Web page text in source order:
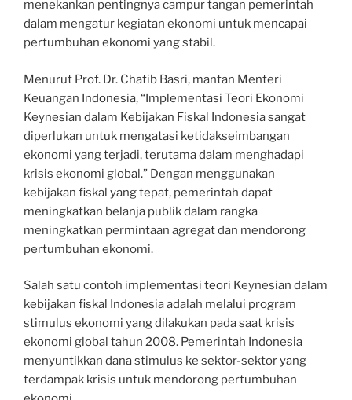
menekankan pentingnya campur tangan pemerintah
dalam mengatur kegiatan ekonomi untuk mencapai
pertumbuhan ekonomi yang stabil.
Menurut Prof. Dr. Chatib Basri, mantan Menteri
Keuangan Indonesia, “Implementasi Teori Ekonomi
Keynesian dalam Kebijakan Fiskal Indonesia sangat
diperlukan untuk mengatasi ketidakseimbangan
ekonomi yang terjadi, terutama dalam menghadapi
krisis ekonomi global.” Dengan menggunakan
kebijakan fiskal yang tepat, pemerintah dapat
meningkatkan belanja publik dalam rangka
meningkatkan permintaan agregat dan mendorong
pertumbuhan ekonomi.
Salah satu contoh implementasi teori Keynesian dalam
kebijakan fiskal Indonesia adalah melalui program
stimulus ekonomi yang dilakukan pada saat krisis
ekonomi global tahun 2008. Pemerintah Indonesia
menyuntikkan dana stimulus ke sektor-sektor yang
terdampak krisis untuk mendorong pertumbuhan